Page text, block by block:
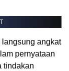
langsung angkat
pernyataan
tindakan